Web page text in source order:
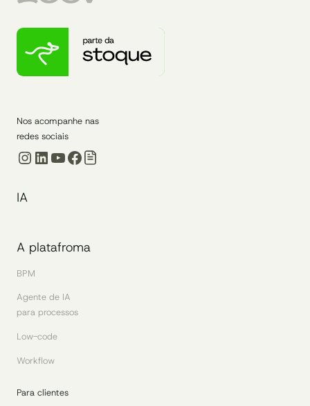
Nos acompanhe nas
redes sociais
Instagram
LinkedIn
Youtube
Facebook
IA
A platafroma
BPM
Agente de IA
para processos
Low-code
Workflow
Para clientes